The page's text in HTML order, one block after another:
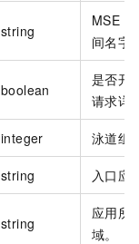
string
MSE
间名字
boolean
是否开
请求详
integer 泳道组
string 入口应
string
应用所
域。